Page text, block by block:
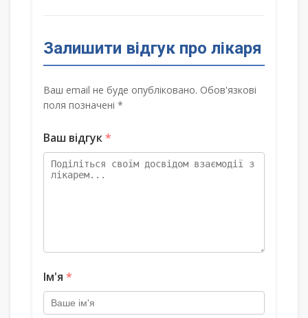
Залишити відгук про лікаря
Ваш email не буде опубліковано. Обов'язкові
поля позначені *
Ваш відгук*
Ім'я *